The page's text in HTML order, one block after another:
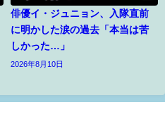
俳優イ・ジュニョン、入隊直前
に明かした涙の過去「本当は苦
しかった…」
2026年8月10日